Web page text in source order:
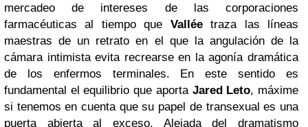
mercadeo de intereses de las corporaciones
farmacéuticas al tiempo que Valléetraza las líneas
maestras de un retrato en el que la angulación de la
cámara intimista evita recrearse en la agonía dramática
de los enfermos terminales. En este sentido es
fundamental el equilibrio que aporta Jared Leto, máxime
si tenemos en cuenta que su papel de transexual es una
puerta abierta al exceso. Alejada del dramatismo